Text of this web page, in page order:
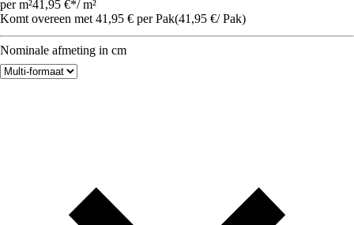
per m²41,95 €*/ m²
Komt overeen met 41,95 € per Pak(41,95 €/ Pak)
Nominale afmeting in cm